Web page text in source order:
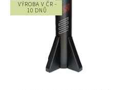
VÝROBA V ČR -
10 DNŮ